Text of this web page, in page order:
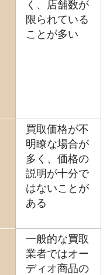
く、店舗数が
限られている
ことが多い
買取価格が不
明瞭な場合が
多く、価格の
説明が十分で
はないことが
ある
一般的な買取
業者ではオー
ディオ商品の